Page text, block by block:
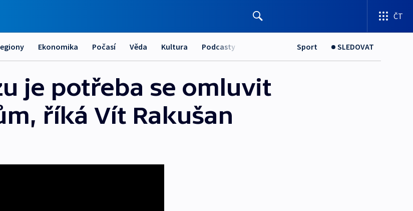
ČT
Ekonomika Počasí Věda Kultura Podcasty Sport SLEDOVAT
je potřeba se omluvit
říká Vít Rakušan